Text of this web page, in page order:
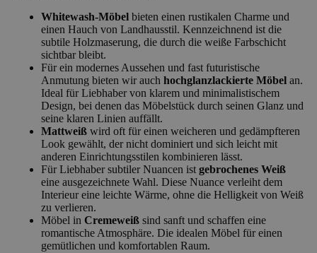
Whitewash-Möbel bieten einen rustikalen Charme und
einen Hauch von Landhausstil. Kennzeichnend ist die
subtile Holzmaserung, die durch die weiße Farbschicht
sichtbar bleibt.
Für ein modernes Aussehen und fast futuristische
Anmutung bieten wir auch hochglanzlackierte Möbel an.
Ideal für Liebhaber von klarem und minimalistischem
Design, bei denen das Möbelstück durch seinen Glanz und
seine klaren Linien auffällt.
Mattweiß wird oft für einen weicheren und gedämpfteren
Look gewählt, der nicht dominiert und sich leicht mit
anderen Einrichtungsstilen kombinieren lässt.
Für Liebhaber subtiler Nuancen ist gebrochenes Weiß
eine ausgezeichnete Wahl. Diese Nuance verleiht dem
Interieur eine leichte Wärme, ohne die Helligkeit von Weiß
zu verlieren.
Möbel in Cremeweiß sind sanft und schaffen eine
romantische Atmosphäre. Die idealen Möbel für einen
gemütlichen und komfortablen Raum.